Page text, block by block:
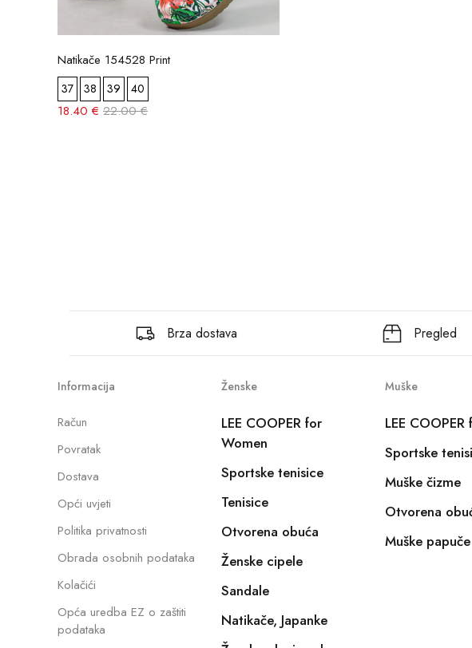
Natikače 154528 Print
37 38 39 40
18.40 € 22.00 €
Brza dostava Pregled
Informacija
Račun
Povratak
Dostava
Opći uvjeti
Politika privatnosti
Obrada osobnih podataka
Kolačići
Opća uredba EZ o zaštiti
podataka
Ženske
LEE COOPER for
Women
Sportske tenisice
Tenisice
Otvorena obuća
Ženske cipele
Sandale
Natikače, Japanke
Muške
LEE
Sportske
Muške čizme
Otvorena
Muške papuče